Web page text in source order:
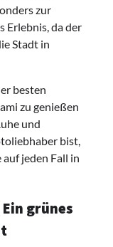
zur
Erlebnis, da der
Stadt in
besten
zu genießen
und
bist,
jeden Fall in
grünes